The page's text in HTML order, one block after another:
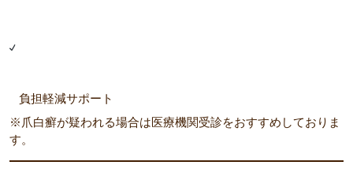
負担軽減サポート
※爪白癬が疑われる場合は医療機関受診をおすすめしておりま
す。